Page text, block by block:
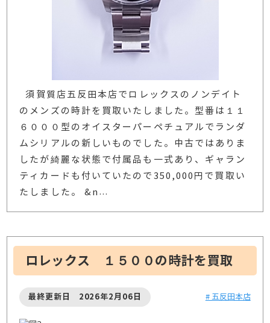
須賀質店五反田本店でロレックスのノンデイト
のメンズの時計を買取いたしました。型番は１１
６０００型のオイスターパーペチュアルでランダ
ムシリアルの新しいものでした。中古ではありま
したが綺麗な状態で付属品も一式あり、ギャラン
ティカードも付いていたので350,000円で買取い
たしました。 &n …
ロレックス １５００の時計を買取
最終更新日 2026年2月06日 # 五反田本店